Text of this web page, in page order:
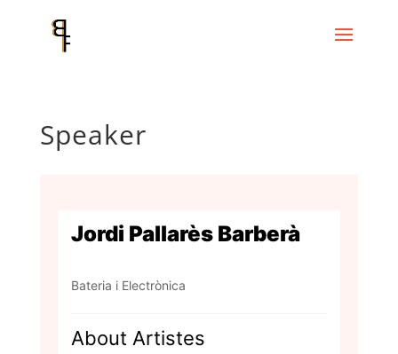
Speaker
Jordi Pallarès Barberà
Bateria i Electrònica
About Artistes